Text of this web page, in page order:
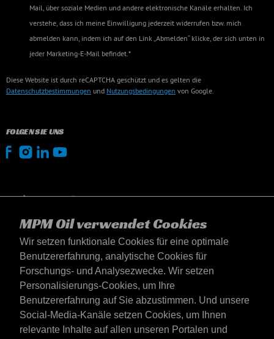
MPM Oil verwendet Cookies
Wir setzen funktionale Cookies für eine optimale
Benutzererfahrung, analytische Cookies für
Forschungs- und Analysezwecke. Wir setzen
Personalisierungs-Cookies, um Ihre
Benutzererfahrung auf Sie abzustimmen. Und unsere
Social-Media-Kanäle setzen Cookies, um Ihnen
relevante Inhalte auf allen unseren Portalen und
Mail, über soziale Medien und andere elektronische Kanäle erhalten. Ich
verstehe, dass ich meine Einwilligung jederzeit widerrufen bzw. mich
abmelden kann, indem ich auf den Link „Abmelden“ klicke, der sich unten in
jeder Marketing-E-Mail befindet.*
Diese Website ist durch reCAPTCHA geschützt und es gelten die
Datenschutzbestimmungen und Nutzungsbedingungen von Google.
FOLGEN SIE UNS
Deutschland
Kontakt